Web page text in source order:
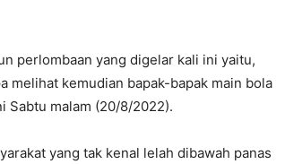
perlombaan yang digelar kali ini yaitu,
melihat kemudian bapak-bapak main bola
Sabtu malam (20/8/2022).
yang tak kenal lelah dibawah panas